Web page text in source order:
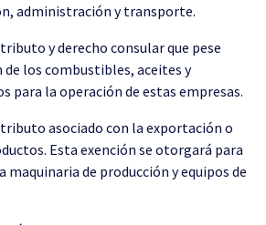
administración y transporte.
y derecho consular que pese
los combustibles, aceites y
para la operación de estas empresas.
asociado con la exportación o
Esta exención se otorgará para
maquinaria de producción y equipos de